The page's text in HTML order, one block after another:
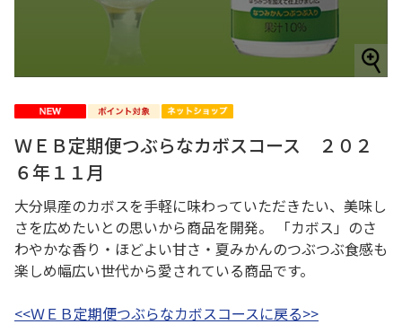
ＷＥＢ定期便つぶらなカボスコース ２０２
６年１１月
大分県産のカボスを手軽に味わっていただきたい、美味し
さを広めたいとの思いから商品を開発。 「カボス」のさ
わやかな香り・ほどよい甘さ・夏みかんのつぶつぶ食感も
楽しめ幅広い世代から愛されている商品です。
<<ＷＥＢ定期便つぶらなカボスコースに戻る>>